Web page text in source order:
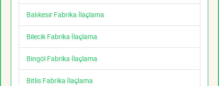
Balıkesir Fabrika İlaçlama
Bilecik Fabrika İlaçlama
Bingöl Fabrika İlaçlama
Bitlis Fabrika İlaçlama